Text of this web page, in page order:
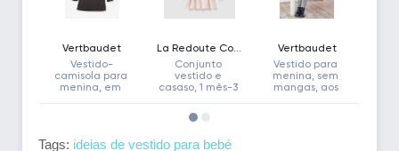
Tags: ideias de vestido para bebé